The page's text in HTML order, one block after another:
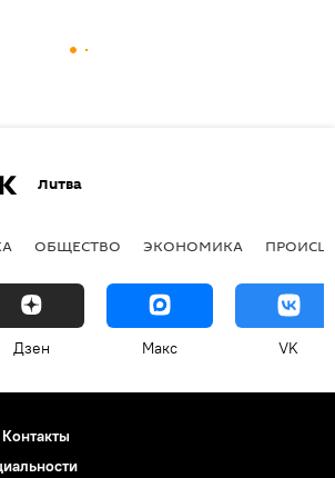
Литва
ОБЩЕСТВО ЭКОНОМИКА
Дзен Макс VK
Контакты